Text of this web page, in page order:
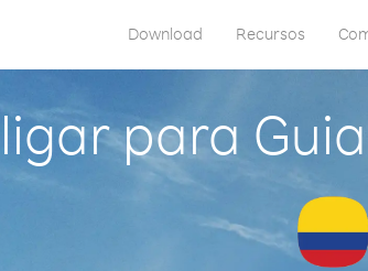
Download Recursos
para